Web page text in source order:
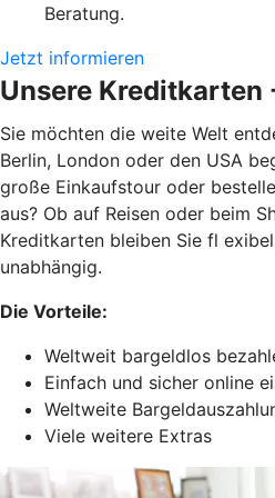
Beratung.
Jetzt informieren
Unsere Kreditkarten
Sie möchten die weite Welt
Berlin, London oder den USA
große Einkaufstour oder
aus? Ob auf Reisen oder beim
Kreditkarten bleiben Sie fl
unabhängig.
Die Vorteile:
Weltweit bargeldlos
Einfach und sicher online
Weltweite
Viele weitere Extras